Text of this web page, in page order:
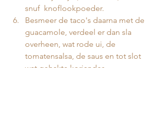
snuf  knoflookpoeder.
Besmeer de taco's daarna met de
guacamole, verdeel er dan sla
overheen, wat rode ui, de
tomatensalsa, de saus en tot slot
wat gehakte koriander.